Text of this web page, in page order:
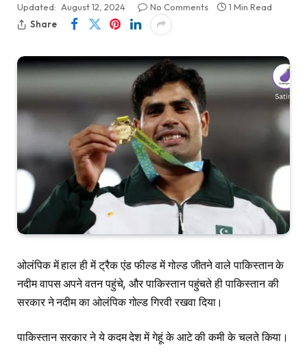
Updated: August 12, 2024 No Comments
1 Min Read
Share
ओलंपिक में हाल ही में ट्रैक एंड फील्ड में गोल्ड जीतने वाले पाकिस्तान के
नदीम वापस अपने वतन पहुंचे, और पाकिस्तान पहुंचते ही पाकिस्तान की
सरकार ने नदीम का ओलंपिक गोल्ड गिरवी रखवा दिया।
पाकिस्तान सरकार ने ये कदम देश में गेहूं के आटे की कमी के चलते किया।